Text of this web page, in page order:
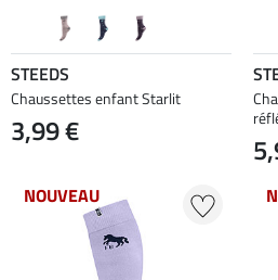
STEEDS
Chaussettes enfant Starlit
3,99 €
NOUVEAU